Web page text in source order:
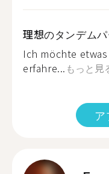
理想のタンデム
Ich möchte
erfahre... もっと見
ア